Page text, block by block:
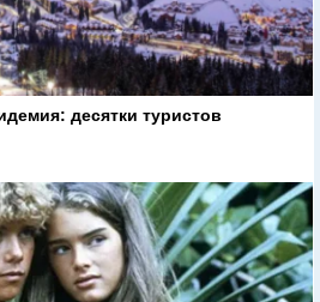
десятки туристов